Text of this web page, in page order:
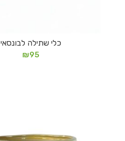
הוספה לסל
כלי שתילה לבונסאי
₪95